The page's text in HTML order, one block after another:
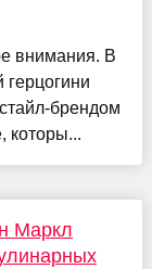
внимания. В
брендом
которы...
Маркл